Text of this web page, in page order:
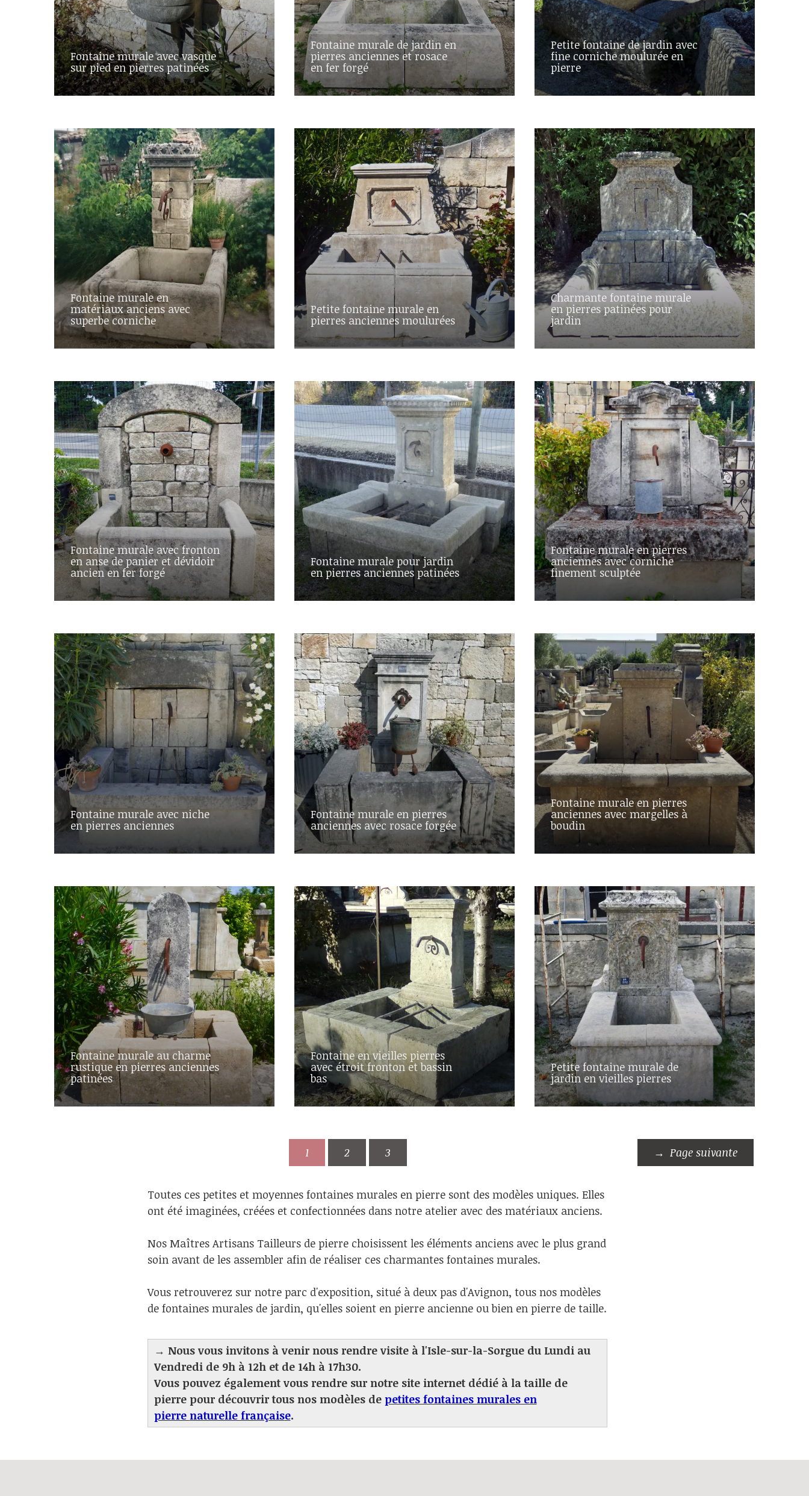
Fontaine murale avec vasque
sur pied en pierres patinées
Fontaine murale de jardin en
pierres anciennes et rosace
en fer forgé
Petite fontaine de jardin avec
fine corniche moulurée en
pierre
Fontaine murale en
matériaux anciens avec
superbe corniche
Petite fontaine murale en
pierres anciennes moulurées
Charmante fontaine murale
en pierres patinées pour
jardin
Fontaine murale avec fronton
en anse de panier et dévidoir
ancien en fer forgé
Fontaine murale pour jardin
en pierres anciennes patinées
Fontaine murale en pierres
anciennes avec corniche
finement sculptée
Fontaine murale avec niche
en pierres anciennes
Fontaine murale en pierres
anciennes avec rosace forgée
Fontaine murale en pierres
anciennes avec margelles à
boudin
Fontaine murale au charme
rustique en pierres anciennes
patinées
Fontaine en vieilles pierres
avec étroit fronton et bassin
bas
Petite fontaine murale de
jardin en vieilles pierres
1 2 3 Page suivante
Toutes ces petites et moyennes fontaines murales en pierre sont des modèles uniques. Elles
ont été imaginées, créées et confectionnées dans notre atelier avec des matériaux anciens.
Nos Maîtres Artisans Tailleurs de pierre choisissent les éléments anciens avec le plus grand
soin avant de les assembler afin de réaliser ces charmantes fontaines murales.
Vous retrouverez sur notre parc d'exposition, situé à deux pas d'Avignon, tous nos modèles
de fontaines murales de jardin, qu'elles soient en pierre ancienne ou bien en pierre de taille.
→ Nous vous invitons à venir nous rendre visite à l'Isle-sur-la-Sorgue du Lundi au
Vendredi de 9h à 12h et de 14h à 17h30.
Vous pouvez également vous rendre sur notre site internet dédié à la taille de
pierre pour découvrir tous nos modèles de petites fontaines murales en
pierre naturelle française.